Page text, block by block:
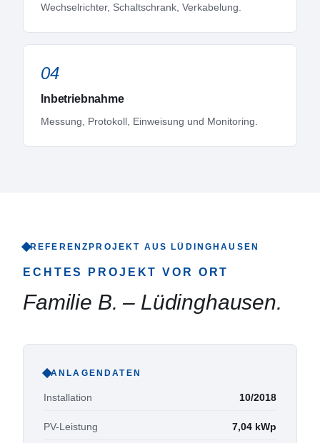
Wechselrichter, Schaltschrank, Verkabelung.
04
Inbetriebnahme
Messung, Protokoll, Einweisung und Monitoring.
REFERENZPROJEKT AUS LÜDINGHAUSEN
ECHTES PROJEKT VOR ORT
Familie B. – Lüdinghausen.
ANLAGENDATEN
Installation 10/2018
PV-Leistung 7,04 kWp